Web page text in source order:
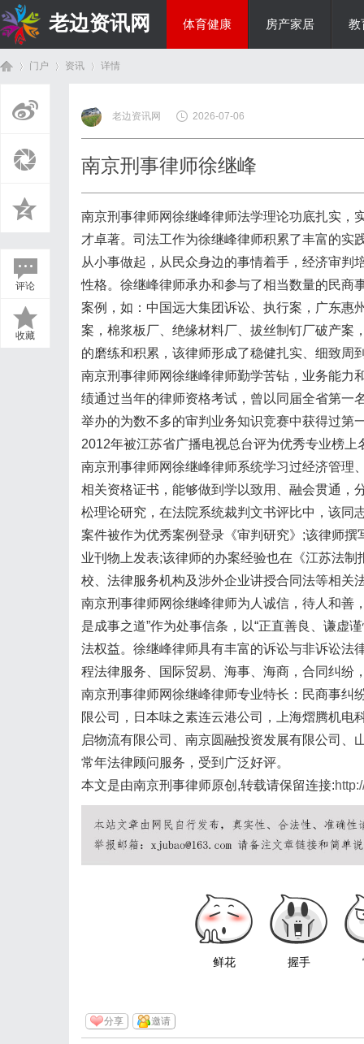
老边资讯网 体育健康 房产家居 教
门户 资讯
›
详情
评论
收藏
老边资讯网 2026-07-06
南京刑事律师徐继峰
南京刑事律师网徐继峰律师法学理论功底扎实，
才卓著。司法工作为徐继峰律师积累了丰富的实
从小事做起，从民众身边的事情着手，经济审判
性格。徐继峰律师承办和参与了相当数量的民商
案例，如：中国远大集团诉讼、执行案，广东惠
案，棉浆板厂、绝缘材料厂、拔丝制钉厂破产案
的磨练和积累，该律师形成了稳健扎实、细致周
南京刑事律师网徐继峰律师勤学苦钻，业务能力
绩通过当年的律师资格考试，曾以同届全省第一
举办的为数不多的审判业务知识竞赛中获得过第
2012年被江苏省广播电视总台评为优秀专业榜上
南京刑事律师网徐继峰律师系统学习过经济管理
相关资格证书，能够做到学以致用、融会贯通，
松理论研究，在法院系统裁判文书评比中，该同
案件被作为优秀案例登录《审判研究》;该律师
业刊物上发表;该律师的办案经验也在《江苏法
校、法律服务机构及涉外企业讲授合同法等相关
南京刑事律师网徐继峰律师为人诚信，待人和善
是成事之道”作为处事信条，以“正直善良、谦虚
法权益。徐继峰律师具有丰富的诉讼与非诉讼法
程法律服务、国际贸易、海事、海商，合同纠纷
南京刑事律师网徐继峰律师专业特长：民商事纠
限公司，日本味之素连云港公司，上海熠腾机电
启物流有限公司、南京圆融投资发展有限公司
常年法律顾问服务，受到广泛好评。
本文是由南京刑事律师原创,转载请保留连接:
鲜花 握手
分享 邀请